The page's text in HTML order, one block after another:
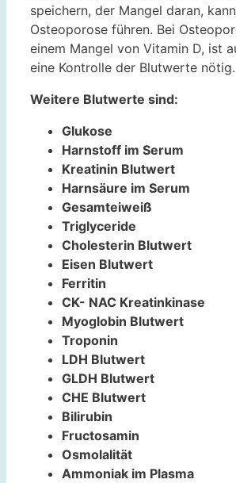
speichern, der Mangel daran,
Osteoporose führen. Bei
einem Mangel von Vitamin D, ist
eine Kontrolle der Blutwerte nötig.
Weitere Blutwerte sind:
Glukose
Harnstoff im Serum
Kreatinin Blutwert
Harnsäure im Serum
Gesamteiweiß
Triglyceride
Cholesterin Blutwert
Eisen Blutwert
Ferritin
CK- NAC Kreatinkinase
Myoglobin Blutwert
Troponin
LDH Blutwert
GLDH Blutwert
CHE Blutwert
Bilirubin
Fructosamin
Osmolalität
Ammoniak im Plasma